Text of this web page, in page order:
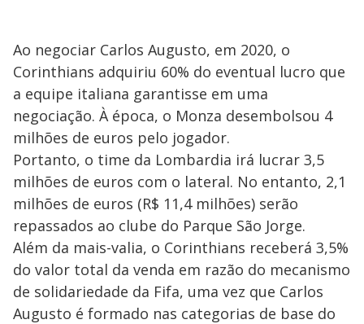
Ao negociar Carlos Augusto, em 2020, o
Corinthians adquiriu 60% do eventual lucro que
a equipe italiana garantisse em uma
negociação. À época, o Monza desembolsou 4
milhões de euros pelo jogador.
Portanto, o time da Lombardia irá lucrar 3,5
milhões de euros com o lateral. No entanto, 2,1
milhões de euros (R$ 11,4 milhões) serão
repassados ao clube do Parque São Jorge.
Além da mais-valia, o Corinthians receberá 3,5%
do valor total da venda em razão do mecanismo
de solidariedade da Fifa, uma vez que Carlos
Augusto é formado nas categorias de base do